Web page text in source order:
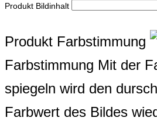
Produkt Bildinhalt
Produkt Farbstimmung
Farbstimmung Mit der
spiegeln wird den
Farbwert des Bildes